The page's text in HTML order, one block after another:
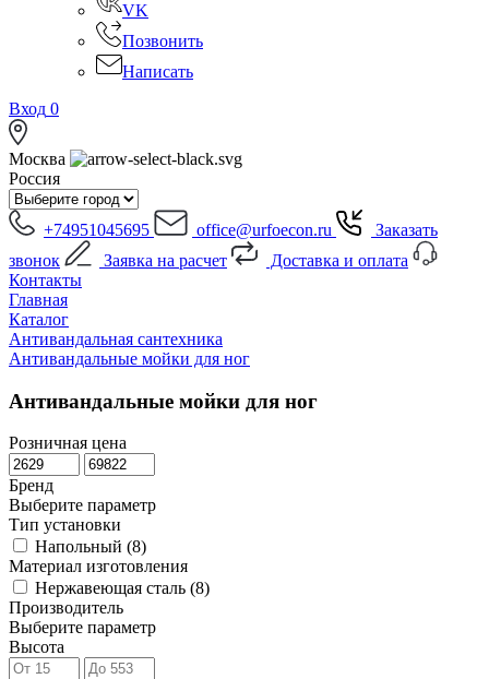
VK
Позвонить
Написать
Вход 0
Москва
Россия
+74951045695 office@urfoecon.ru
Заказать
звонок
Заявка на расчет
Доставка и оплата
Контакты
Главная
Каталог
Антивандальная сантехника
Антивандальные мойки для ног
Антивандальные мойки для ног
Розничная цена
Бренд
Выберите параметр
Тип установки
Напольный (8)
Материал изготовления
Нержавеющая сталь (8)
Производитель
Выберите параметр
Высота